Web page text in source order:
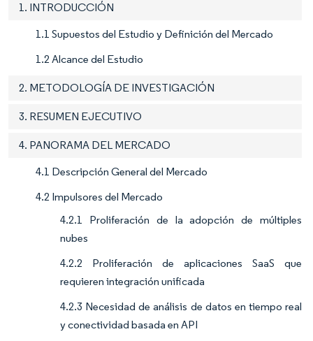
1. INTRODUCCIÓN
1.1 Supuestos del Estudio y Definición del Mercado
1.2 Alcance del Estudio
2. METODOLOGÍA DE INVESTIGACIÓN
3. RESUMEN EJECUTIVO
4. PANORAMA DEL MERCADO
4.1 Descripción General del Mercado
4.2 Impulsores del Mercado
4.2.1 Proliferación de la adopción de múltiples
nubes
4.2.2 Proliferación de aplicaciones SaaS que
requieren integración unificada
4.2.3 Necesidad de análisis de datos en tiempo real
y conectividad basada en API